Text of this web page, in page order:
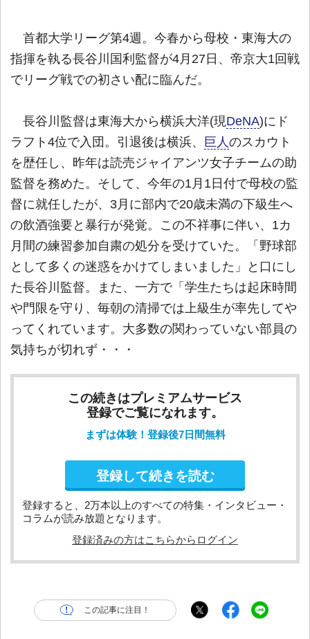
首都大学リーグ第4週。今春から母校・東海大の
指揮を執る長谷川国利監督が4月27日、帝京大1回戦
でリーグ戦での初さい配に臨んだ。
長谷川監督は東海大から横浜大洋(現DeNA)にド
ラフト4位で入団。引退後は横浜、 巨人 のスカウト
を歴任し、昨年は読売ジャイアンツ女子チームの助
監督を務めた。そして、今年の1月1日付で母校の監
督に就任したが、3月に部内で20歳未満の下級生へ
の飲酒強要と暴行が発覚。この不祥事に伴い、1カ
月間の練習参加自粛の処分を受けていた。「野球部
として多くの迷惑をかけてしまいました」と口にし
た長谷川監督。また、一方で「学生たちは起床時間
や門限を守り、毎朝の清掃では上級生が率先してや
ってくれています。大多数の関わっていない部員の
気持ちが切れず・・・
この続きはプレミアムサービス
登録でご覧になれます。
まずは体験！登録後7日間無料
登録して続きを読む
登録すると、2万本以上のすべての特集・インタビュー・
コラムが読み放題となります。
登録済みの方はこちらからログイン
この記事に注目！